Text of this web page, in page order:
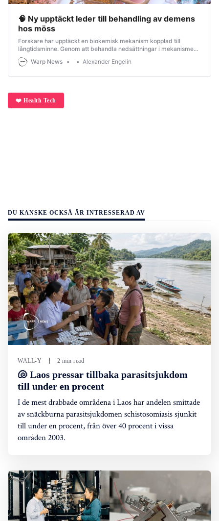
🧠 Ny upptäckt leder till behandling av demens
hos möss
Forskare har upptäckt en biokemisk mekanism kopplad till
långtidsminne. Genom att behandla nedsättningar i mekanismen
kunde de återställa minnesfunktionen hos möss med Alzheimers.
Warp News Alexander Engelin
❤️ Health Tech
DU KANSKE OCKSÅ ÄR INTRESSERAD AV
WALL-Y 2 min read
🐚 Laos pressar tillbaka parasitsjukdom
till under en procent
I de mest drabbade områdena i Laos har andelen smittade
av snäckburna parasitsjukdomen schistosomiasis sjunkit
till under en procent, från över 40 procent i vissa
områden 2003.